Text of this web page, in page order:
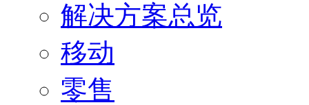
解决方案总览
移动
零售